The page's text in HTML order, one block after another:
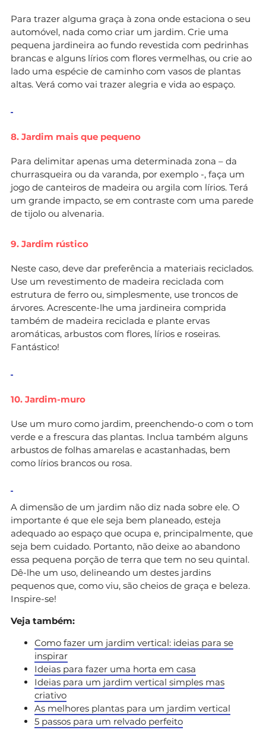
Para trazer alguma graça à zona onde estaciona o seu
automóvel, nada como criar um jardim. Crie uma
pequena jardineira ao fundo revestida com pedrinhas
brancas e alguns lírios com flores vermelhas, ou crie ao
lado uma espécie de caminho com vasos de plantas
altas. Verá como vai trazer alegria e vida ao espaço.
8. Jardim mais que pequeno
Para delimitar apenas uma determinada zona – da
churrasqueira ou da varanda, por exemplo -, faça um
jogo de canteiros de madeira ou argila com lírios. Terá
um grande impacto, se em contraste com uma parede
de tijolo ou alvenaria.
9. Jardim rústico
Neste caso, deve dar preferência a materiais reciclados.
Use um revestimento de madeira reciclada com
estrutura de ferro ou, simplesmente, use troncos de
árvores. Acrescente-lhe uma jardineira comprida
também de madeira reciclada e plante ervas
aromáticas, arbustos com flores, lírios e roseiras.
Fantástico!
10. Jardim-muro
Use um muro como jardim, preenchendo-o com o tom
verde e a frescura das plantas. Inclua também alguns
arbustos de folhas amarelas e acastanhadas, bem
como lírios brancos ou rosa.
A dimensão de um jardim não diz nada sobre ele. O
importante é que ele seja bem planeado, esteja
adequado ao espaço que ocupa e, principalmente, que
seja bem cuidado. Portanto, não deixe ao abandono
essa pequena porção de terra que tem no seu quintal.
Dê-lhe um uso, delineando um destes jardins
pequenos que, como viu, são cheios de graça e beleza.
Inspire-se!
Veja também:
Como fazer um jardim vertical: ideias para se
inspirar
Ideias para fazer uma horta em casa
Ideias para um jardim vertical simples mas
criativo
As melhores plantas para um jardim vertical
5 passos para um relvado perfeito